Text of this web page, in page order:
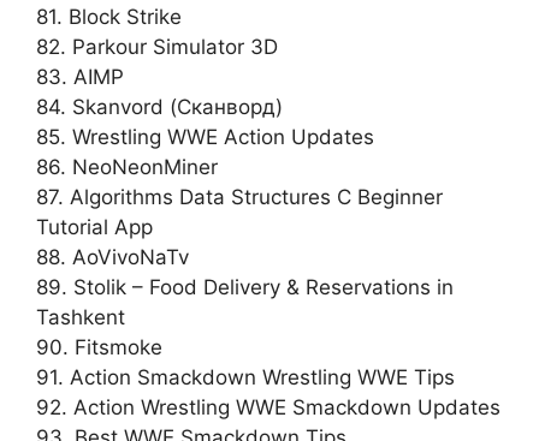
81. Block Strike
82. Parkour Simulator 3D
83. AIMP
84. Skanvord (Сканворд)
85. Wrestling WWE Action Updates
86. NeoNeonMiner
87. Algorithms Data Structures C Beginner
Tutorial App
88. AoVivoNaTv
89. Stolik – Food Delivery & Reservations in
Tashkent
90. Fitsmoke
91. Action Smackdown Wrestling WWE Tips
92. Action Wrestling WWE Smackdown Updates